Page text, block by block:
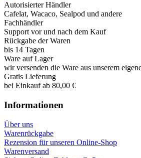
Autorisierter Händler
Cafelat, Wacaco, Sealpod und andere
Fachhändler
Support vor und nach dem Kauf
Rückgabe der Waren
bis 14 Tagen
Ware auf Lager
wir versenden die Ware aus unserem
Gratis Lieferung
bei Einkauf ab 80,00 €
Informationen
Über uns
Warenrückgabe
Rezension für unseren Online-Shop
Warenversand